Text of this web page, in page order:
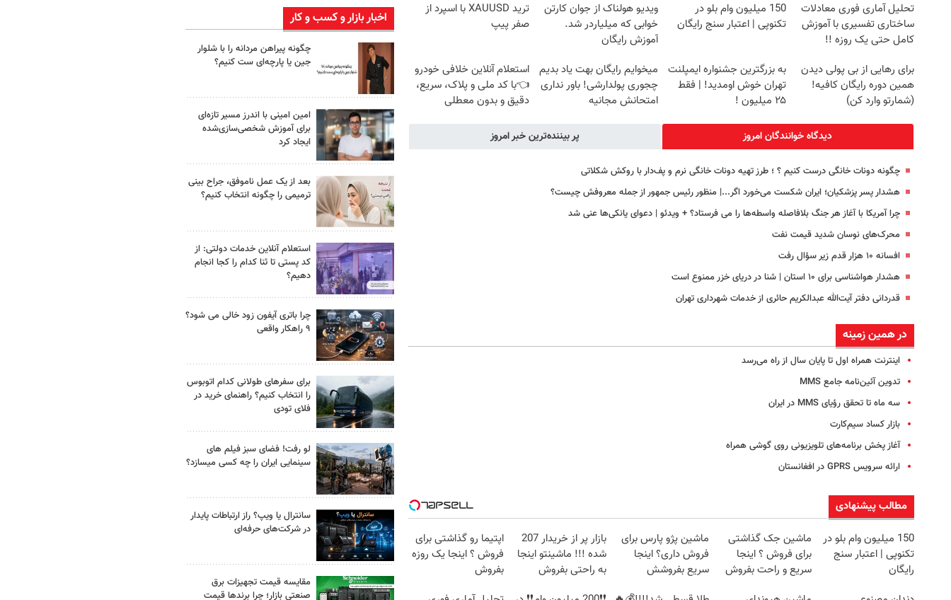
تحلیل آماری فوری معادلات
ساختاری تفسیری با آموزش
کامل حتی یک روزه !!
150 میلیون وام بلو در
تکنوپی | اعتبار سنج رایگان
ویدیو هولناک از جوان کارتن
خوابی که میلیاردر شد.
آموزش رایگان
ترید XAUUSD با اسپرد از
صفر پیپ
برای رهایی از بی پولی دیدن
همین دوره رایگان کافیه!
(شمارتو وارد کن)
به بزرگترین جشنواره ایمپلنت
تهران خوش اومدید! | فقط
۲۵ میلیون !
میخوایم رایگان بهت یاد بدیم
چجوری پولدارشی! باور نداری
امتحانش مجانیه
استعلام آنلاین خلافی خودرو
👈با کد ملی و پلاک، سریع،
دقیق و بدون معطلی
دیدگاه خوانندگان امروز پر بیننده‌ترین خبر امروز
چگونه دونات خانگی درست کنیم ؟ ؛ طرز تهیه دونات خانگی نرم و پف‌دار با روکش شکلاتی
هشدار پسر پزشکیان؛ ایران شکست می‌خورد اگر...| منظور رئیس جمهور از جمله معروفش چیست؟
چرا آمریکا با آغاز هر جنگ بلافاصله واسطه‌ها را می فرستاد؟ + ویدئو | دعوای یانکی‌ها عنی شد
محرک‌های نوسان شدید قیمت نفت
افسانه ۱۰ هزار قدم زیر سؤال رفت
هشدار هواشناسی برای ۱۰ استان | شنا در دریای خزر ممنوع است
قدردانی دفتر آیت‌الله عبدالکریم حائری از خدمات شهرداری تهران
در همین زمینه
اینترنت همراه اول تا پایان سال از راه می‌رسد
تدوین آئین‌نامه جامع MMS
سه ماه تا تحقق رؤیای MMS در ایران
بازار کساد سیم‌کارت‌
آغاز پخش برنامه‌های تلویزیونی روی گوشی همراه
ارائه سرویس GPRS در افغانستان
مطالب پیشنهادی
150 میلیون وام بلو در
تکنوپی | اعتبار سنج
رایگان
ماشین جک گذاشتی
برای فروش ؟ اینجا
سریع و راحت بفروش
ماشین پژو پارس برای
فروش داری؟ اینجا
سریع بفروشش
بازار پر از خریدار 207
شده !!! ماشینتو اینجا
به راحتی بفروش
اپتیما رو گذاشتی برای
فروش ؟ اینجا یک روزه
بفروش
اخبار بازار و کسب و کار
چگونه پیراهن مردانه را با شلوار
جین یا پارچه‌ای ست کنیم؟
امین امینی با اندرز مسیر تازه‌ای
برای آموزش شخصی‌سازی‌شده
ایجاد کرد
بعد از یک عمل ناموفق، جراح بینی
ترمیمی را چگونه انتخاب کنیم؟
استعلام آنلاین خدمات دولتی: از
کد پستی تا ثنا کدام را کجا انجام
دهیم؟
چرا باتری آیفون زود خالی می شود؟
۹ راهکار واقعی
برای سفرهای طولانی کدام اتوبوس
را انتخاب کنیم؟ راهنمای خرید در
فلای تودی
لو رفت! فضای سبز فیلم های
سینمایی ایران را چه کسی میسازد؟
سانترال یا ویپ؟ راز ارتباطات پایدار
در شرکت‌های حرفه‌ای
مقایسه قیمت تجهیزات برق
صنعتی بازار؛ چرا برندها قیمت